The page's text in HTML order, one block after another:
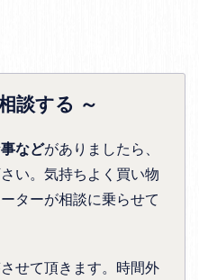
談する ～
などがありましたら、
い。気持ちよく買い物
ターが相談に乗らせて
せて頂きます。時間外